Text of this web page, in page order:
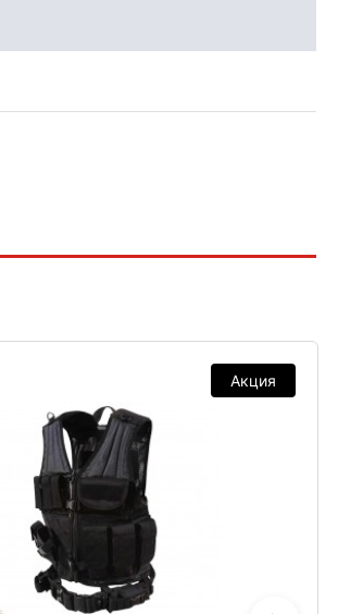
Акция